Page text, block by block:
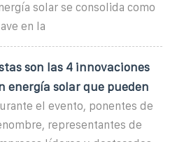
solar se consolida como
en la
son las 4 innovaciones
energía solar que pueden
el evento, ponentes de
representantes de